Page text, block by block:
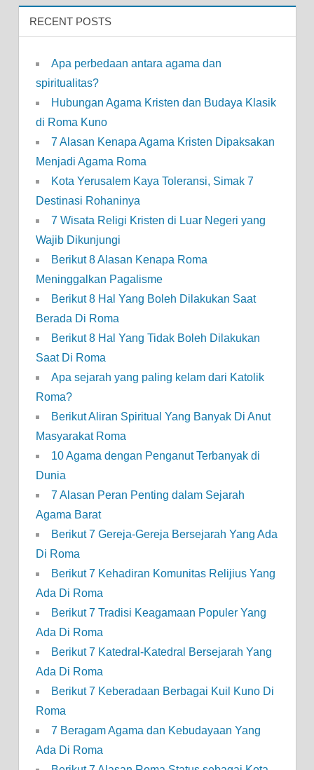
RECENT POSTS
Apa perbedaan antara agama dan
spiritualitas?
Hubungan Agama Kristen dan Budaya Klasik
di Roma Kuno
7 Alasan Kenapa Agama Kristen Dipaksakan
Menjadi Agama Roma
Kota Yerusalem Kaya Toleransi, Simak 7
Destinasi Rohaninya
7 Wisata Religi Kristen di Luar Negeri yang
Wajib Dikunjungi
Berikut 8 Alasan Kenapa Roma
Meninggalkan Pagalisme
Berikut 8 Hal Yang Boleh Dilakukan Saat
Berada Di Roma
Berikut 8 Hal Yang Tidak Boleh Dilakukan
Saat Di Roma
Apa sejarah yang paling kelam dari Katolik
Roma?
Berikut Aliran Spiritual Yang Banyak Di Anut
Masyarakat Roma
10 Agama dengan Penganut Terbanyak di
Dunia
7 Alasan Peran Penting dalam Sejarah
Agama Barat
Berikut 7 Gereja-Gereja Bersejarah Yang Ada
Di Roma
Berikut 7 Kehadiran Komunitas Relijius Yang
Ada Di Roma
Berikut 7 Tradisi Keagamaan Populer Yang
Ada Di Roma
Berikut 7 Katedral-Katedral Bersejarah Yang
Ada Di Roma
Berikut 7 Keberadaan Berbagai Kuil Kuno Di
Roma
7 Beragam Agama dan Kebudayaan Yang
Ada Di Roma